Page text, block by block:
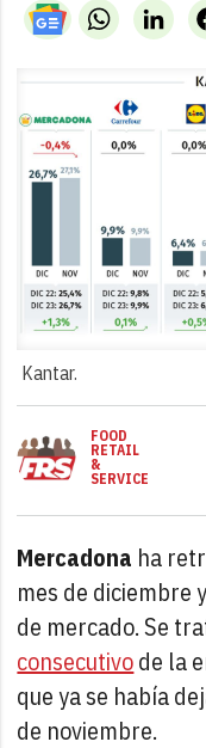
WhatsApp
Kantar.
FOOD
RETAIL
&
SERVICE
Mercadona ha
mes de diciembre
de mercado. Se
consecutivode la
que ya se había
de noviembre.